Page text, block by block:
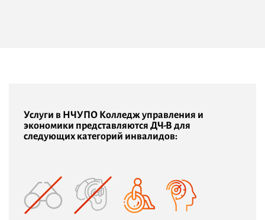
Услуги в НЧУПО Колледж управления и
экономики представляются ДЧ-В для
следующих категорий инвалидов: